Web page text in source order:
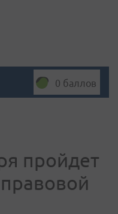
0 баллов
пройдет